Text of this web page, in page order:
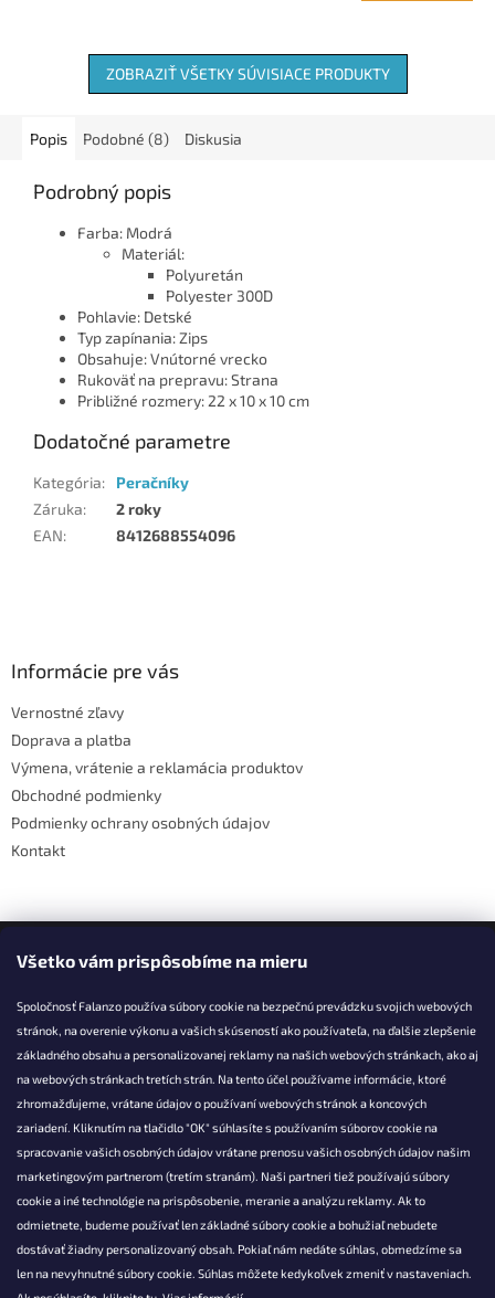
Všetko vám prispôsobíme na mieru
Spoločnosť Falanzo používa súbory cookie na bezpečnú prevádzku svojich webových
stránok, na overenie výkonu a vašich skúseností ako používateľa, na ďalšie zlepšenie
základného obsahu a personalizovanej reklamy na našich webových stránkach, ako aj
na webových stránkach tretích strán. Na tento účel používame informácie, ktoré
zhromažďujeme, vrátane údajov o používaní webových stránok a koncových
zariadení. Kliknutím na tlačidlo "OK" súhlasíte s používaním súborov cookie na
spracovanie vašich osobných údajov vrátane prenosu vašich osobných údajov našim
marketingovým partnerom (tretím stranám). Naši partneri tiež používajú súbory
cookie a iné technológie na prispôsobenie, meranie a analýzu reklamy. Ak to
odmietnete, budeme používať len základné súbory cookie a bohužiaľ nebudete
dostávať žiadny personalizovaný obsah. Pokiaľ nám nedáte súhlas, obmedzíme sa
len na nevyhnutné súbory cookie. Súhlas môžete kedykoľvek zmeniť v nastaveniach.
ZOBRAZIŤ VŠETKY SÚVISIACE PRODUKTY
Popis Podobné (8) Diskusia
Podrobný popis
Farba: Modrá
Materiál:
Polyuretán
Polyester 300D
Pohlavie: Detské
Typ zapínania: Zips
Obsahuje: Vnútorné vrecko
Rukoväť na prepravu: Strana
Približné rozmery: 22 x 10 x 10 cm
Dodatočné parametre
Kategória:
Peračníky
Záruka:
2 roky
EAN: 8412688554096
Informácie pre vás
Vernostné zľavy
Doprava a platba
Výmena, vrátenie a reklamácia produktov
Obchodné podmienky
Podmienky ochrany osobných údajov
Kontakt
Facebook
KONTAKT
info@falanzo.sk
Falanzo.sk
FalanzoSK